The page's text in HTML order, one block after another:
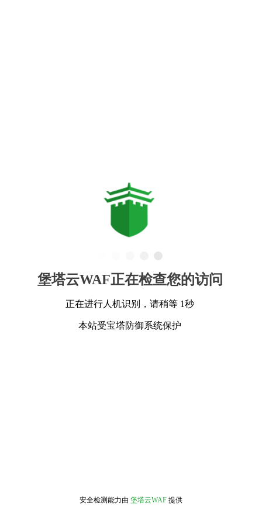
堡塔云WAF正在检查您的访问
正在进行人机识别，请稍等 1秒
本站受宝塔防御系统保护
安全检测能力由 堡塔云WAF 提供